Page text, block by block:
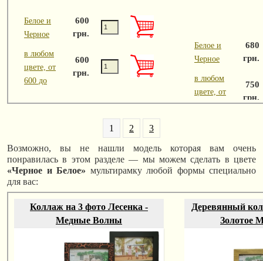
Белое и
Черное
600
грн.
в любом
цвете, от
600 до
600
грн.
Белое и
Черное
680
грн.
в любом
цвете, от
680 до
750
грн.
1 2
3
Возможно, вы не нашли модель которая вам очень
понравилась в этом разделе — мы можем сделать в цвете
«Черное и Белое» мультирамку любой формы специально
для вас:
Коллаж на 3 фото Лесенка -
Медные Волны
Деревянный
Золотое